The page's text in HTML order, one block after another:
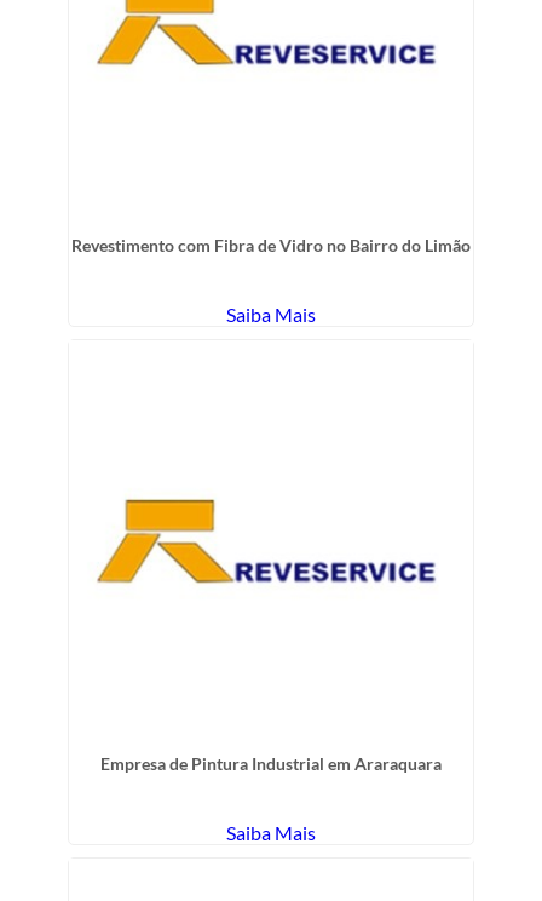
Revestimento com Fibra de Vidro no Bairro do Limão
Saiba Mais
Empresa de Pintura Industrial em Araraquara
Saiba Mais